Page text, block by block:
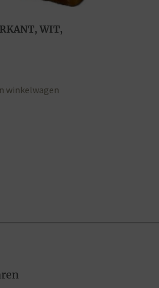
WIT,
winkelwagen